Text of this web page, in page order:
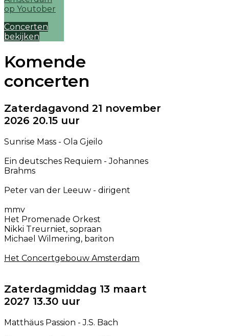
Concerten
bekijken
Komende
concerten
Zaterdagavond 21 november
2026 20.15 uur
Sunrise Mass - Ola Gjeilo
Ein deutsches Requiem - Johannes
Brahms
Peter van der Leeuw - dirigent
mmv
Het Promenade Orkest
Nikki Treurniet, sopraan
Michael Wilmering, bariton
Het Concertgebouw Amsterdam
Zaterdagmiddag 13 maart
2027 13.30 uur
Matthäus Passion - J.S. Bach